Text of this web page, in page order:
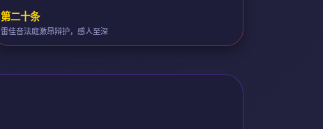
第二十条
雷佳音法庭激昂辩护，感人至深